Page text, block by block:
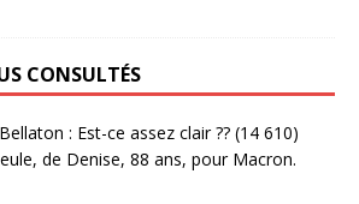
CONSULTÉS
: Est-ce assez clair ?? (14 610)
de Denise, 88 ans, pour Macron.